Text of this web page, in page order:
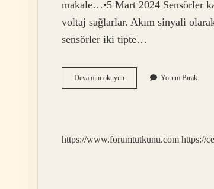
makale…•5 Mart 2024 Sensörler
voltaj sağlarlar. Akım sinyali
sensörler iki tipte…
Devamını okuyunSensör
Ömrü
Yorum Bırak
https://www.forumtutkunu.com https://